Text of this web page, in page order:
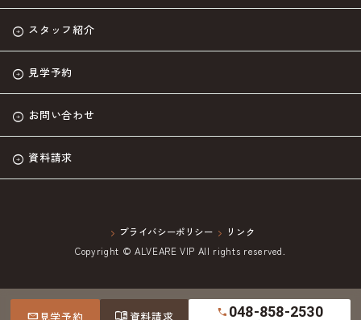
mail見学予約 menu_book 資料請求 call 048-858-2530
スタッフ紹介
見学予約
お問い合わせ
資料請求
プライバシーポリシー
リンク
Copyright © ALVEARE VIP All rights reserved.